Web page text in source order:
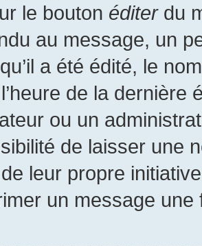
le bouton éditerdu
au message, un
a été édité, le
de la dernière
ou un
de laisser une
leur propre
un message une